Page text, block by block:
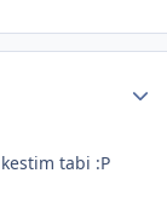
tabi :P